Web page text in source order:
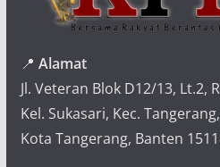
📍 Alamat
Jl. Veteran Blok D12/13, Lt.2,
Kel. Sukasari, Kec. Tangerang,
Kota Tangerang, Banten